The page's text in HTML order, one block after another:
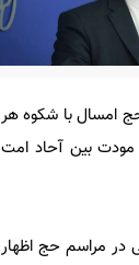
امسال با شکوه هر
بین آحاد امت
در مراسم حج اظهار